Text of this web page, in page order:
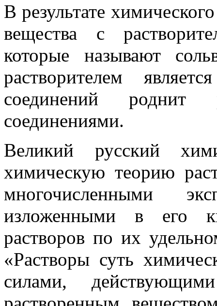
В результате
вещества с
которые называют
растворителем
соединений роднит
соединениями.
Великий русский
химическую теорию
многочисленными
изложенными в его
растворов по их
«Растворы суть
силами,